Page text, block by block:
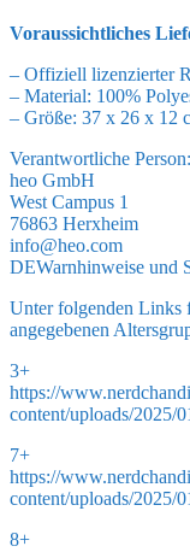
Voraussichtliches
– Offiziell lizenzierter
– Material: 100%
– Größe: 37 x 26 x 12
Verantwortliche Person:
heo GmbH
West Campus 1
76863 Herxheim
info@heo.com
DEWarnhinweise und
Unter folgenden Links
angegebenen
3+
https://
content/uploads/2025/
7+
https://
content/uploads/2025/
8+